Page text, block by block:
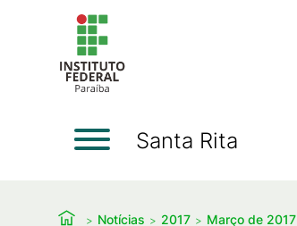
Santa Rita
Notícias 2017 Março de 2017